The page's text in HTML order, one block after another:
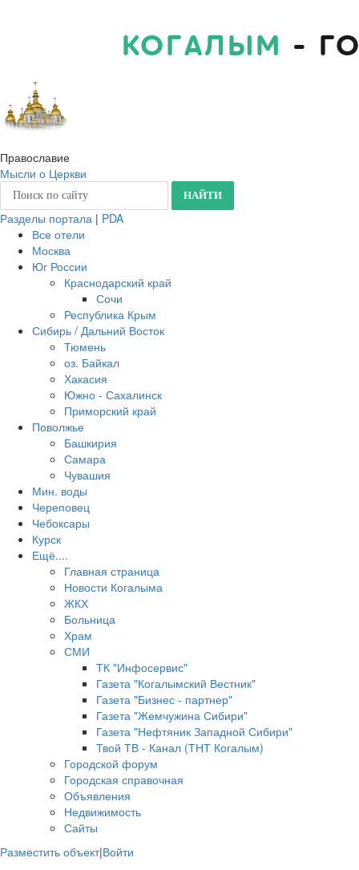
КОГАЛЫМ -
Православие
Мысли о Церкви
Разделы портала | PDA
Все отели
Москва
Юг России
Краснодарский край
Сочи
Республика Крым
Сибирь / Дальний Восток
Тюмень
оз. Байкал
Хакасия
Южно - Сахалинск
Приморский край
Поволжье
Башкирия
Самара
Чувашия
Мин. воды
Череповец
Чебоксары
Курск
Ещё....
Главная страница
Новости Когалыма
ЖКХ
Больница
Храм
СМИ
ТК "Инфосервис"
Газета "Когалымский Вестник"
Газета "Бизнес - партнер"
Газета "Жемчужина Сибири"
Газета "Нефтяник Западной Сибири"
Твой ТВ - Канал (ТНТ Когалым)
Городской форум
Городская справочная
Объявления
Недвижимость
Сайты
Разместить объект|Войти